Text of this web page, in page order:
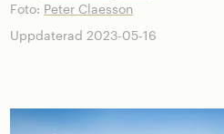
Foto: Peter Claesson
Uppdaterad 2023-05-16